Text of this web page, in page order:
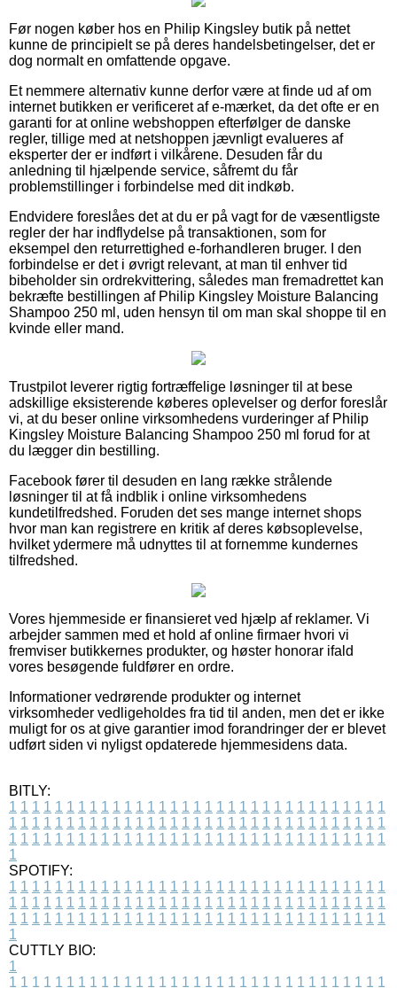
Før nogen køber hos en Philip Kingsley butik på nettet
kunne de principielt se på deres handelsbetingelser, det er
dog normalt en omfattende opgave.
Et nemmere alternativ kunne derfor være at finde ud af om
internet butikken er verificeret af e-mærket, da det ofte er en
garanti for at online webshoppen efterfølger de danske
regler, tillige med at netshoppen jævnligt evalueres af
eksperter der er indført i vilkårene. Desuden får du
anledning til hjælpende service, såfremt du får
problemstillinger i forbindelse med dit indkøb.
Endvidere foreslåes det at du er på vagt for de væsentligste
regler der har indflydelse på transaktionen, som for
eksempel den returrettighed e-forhandleren bruger. I den
forbindelse er det i øvrigt relevant, at man til enhver tid
bibeholder sin ordrekvittering, således man fremadrettet kan
bekræfte bestillingen af Philip Kingsley Moisture Balancing
Shampoo 250 ml, uden hensyn til om man skal shoppe til en
kvinde eller mand.
Trustpilot leverer rigtig fortræffelige løsninger til at bese
adskillige eksisterende køberes oplevelser og derfor foreslår
vi, at du beser online virksomhedens vurderinger af Philip
Kingsley Moisture Balancing Shampoo 250 ml forud for at
du lægger din bestilling.
Facebook fører til desuden en lang række strålende
løsninger til at få indblik i online virksomhedens
kundetilfredshed. Foruden det ses mange internet shops
hvor man kan registrere en kritik af deres købsoplevelse,
hvilket ydermere må udnyttes til at fornemme kundernes
tilfredshed.
Vores hjemmeside er finansieret ved hjælp af reklamer. Vi
arbejder sammen med et hold af online firmaer hvori vi
fremviser butikkernes produkter, og høster honorar ifald
vores besøgende fuldfører en ordre.
Informationer vedrørende produkter og internet
virksomheder vedligeholdes fra tid til anden, men det er ikke
muligt for os at give garantier imod forandringer der er blevet
udført siden vi nyligst opdaterede hjemmesidens data.
BITLY:
1 1 1 1 1 1 1 1 1 1 1 1 1 1 1 1 1 1 1 1 1 1 1 1 1 1 1 1 1 1 1 1 1
1 1 1 1 1 1 1 1 1 1 1 1 1 1 1 1 1 1 1 1 1 1 1 1 1 1 1 1 1 1 1 1 1
1 1 1 1 1 1 1 1 1 1 1 1 1 1 1 1 1 1 1 1 1 1 1 1 1 1 1 1 1 1 1 1 1
1
SPOTIFY:
1 1 1 1 1 1 1 1 1 1 1 1 1 1 1 1 1 1 1 1 1 1 1 1 1 1 1 1 1 1 1 1 1
1 1 1 1 1 1 1 1 1 1 1 1 1 1 1 1 1 1 1 1 1 1 1 1 1 1 1 1 1 1 1 1 1
1 1 1 1 1 1 1 1 1 1 1 1 1 1 1 1 1 1 1 1 1 1 1 1 1 1 1 1 1 1 1 1 1
1
CUTTLY BIO:
1
1 1 1 1 1 1 1 1 1 1 1 1 1 1 1 1 1 1 1 1 1 1 1 1 1 1 1 1 1 1 1 1 1